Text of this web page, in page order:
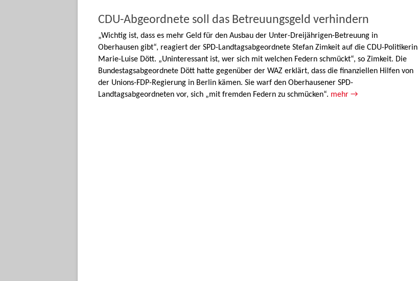
CDU-Abgeordnete soll das Betreuungsgeld verhindern
„Wichtig ist, dass es mehr Geld für den Ausbau der Unter-Dreijährigen-Betreuung in
Oberhausen gibt“, reagiert der SPD-Landtagsabgeordnete Stefan Zimkeit auf die CDU-Politikerin
Marie-Luise Dött. „Uninteressant ist, wer sich mit welchen Federn schmückt“, so Zimkeit. Die
Bundestagsabgeordnete Dött hatte gegenüber der WAZ erklärt, dass die finanziellen Hilfen von
der Unions-FDP-Regierung in Berlin kämen. Sie warf den Oberhausener SPD-
Landtagsabgeordneten vor, sich „mit fremden Federn zu schmücken“. mehr →